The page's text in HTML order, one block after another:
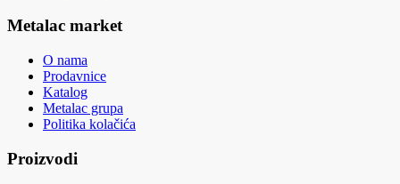
Metalac market
O nama
Prodavnice
Katalog
Metalac grupa
Politika kolačića
Proizvodi